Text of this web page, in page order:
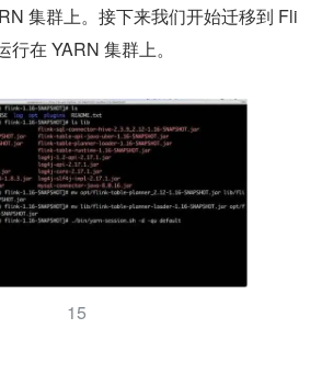
集群上。接下来我们开始迁移到 Fli
在 YARN 集群上。
15